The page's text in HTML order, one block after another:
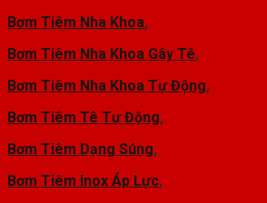
Bơm Tiêm Nha Khoa,
Bơm Tiêm Nha Khoa Gây Tê,
Bơm Tiêm Nha Khoa Tự Động,
Bơm Tiêm Tê Tự Động,
Bơm Tiêm Dạng Súng,
Bơm Tiêm Inox Áp Lực,